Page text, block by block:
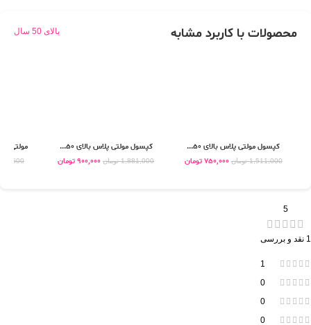
محصولات با کاربرد مشابه بالای 50 سال
کپسول مولتی پلاس بالای 50...
1,511,000 تومان 750,000 تومان
کپسول مولتی پلاس بالای 50...
1,881,000 تومان 900,000 تومان
مولتی وومن
5
1 نقد و بررسی
1
0
0
0